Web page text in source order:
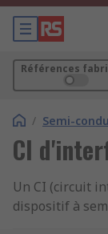
Références
/ Semi-
CI
Un CI (circuit
dispositif à